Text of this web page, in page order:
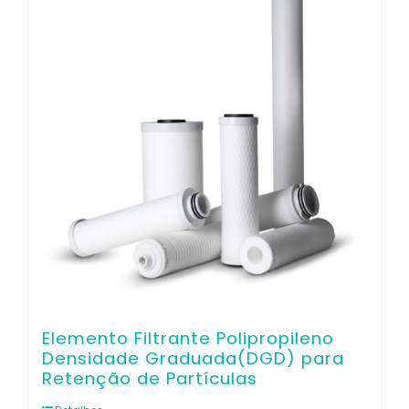
Elemento Filtrante Polipropileno
Densidade Graduada(DGD) para
Retenção de Partículas